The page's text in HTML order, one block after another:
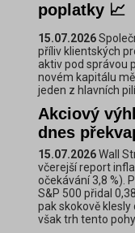
poplatky 📈
15.07.2026
příliv klientských
aktiv pod správou
novém kapitálu
jeden z hlavních
Akciový
dnes
15.07.2026Wall
včerejší report
očekávání 3,8 %).
S&P 500 přidal
pak skokově
však trh tento